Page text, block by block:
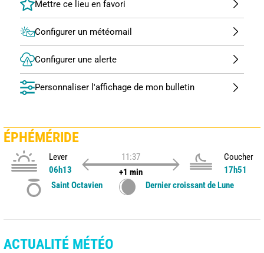
Configurer un météomail
Configurer une alerte
Personnaliser l'affichage de mon bulletin
ÉPHÉMÉRIDE
Lever
06h13
11:37
+1 min
Coucher
17h51
Saint Octavien
Dernier croissant de Lune
ACTUALITÉ MÉTÉO